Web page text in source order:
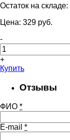
Остаток на складе:
Цена: 329 pуб.
-
+
Купить
Отзывы
ФИО *
E-mail *